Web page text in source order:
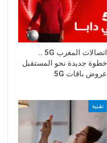
اتصالات المغرب 5G ..
خطوة جديدة نحو المستقبل
عروض باقات 5G
تقنية